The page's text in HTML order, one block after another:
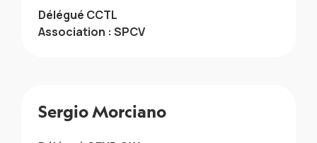
Délégué CCTL
Association : SPCV
Sergio Morciano